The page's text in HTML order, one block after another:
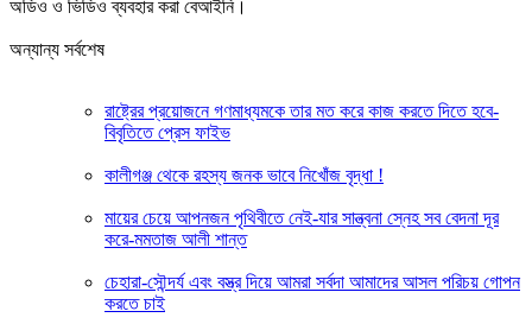
অডিও ও ভিডিও ব্যবহার করা বেআইনি।
অন্যান্য সর্বশেষ
রাষ্ট্রের প্রয়োজনে গণমাধ্যমকে তার মত করে কাজ করতে দিতে হবে-
বিবৃতিতে প্রেস ফাইভ
কালীগঞ্জ থেকে রহস্য জনক ভাবে নিখোঁজ বৃদ্ধা !
মায়ের চেয়ে আপনজন পৃথিবীতে নেই-যার সান্ত্বনা স্নেহ সব বেদনা দূর
করে-মমতাজ আলী শান্ত
চেহারা-সৌন্দর্য এবং বস্ত্র দিয়ে আমরা সর্বদা আমাদের আসল পরিচয় গোপন
করতে চাই